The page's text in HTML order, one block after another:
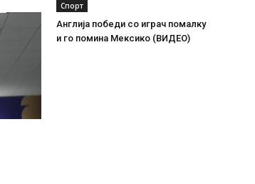
Спорт
Англија победи со играч помалку
и го помина Мексико (ВИДЕО)